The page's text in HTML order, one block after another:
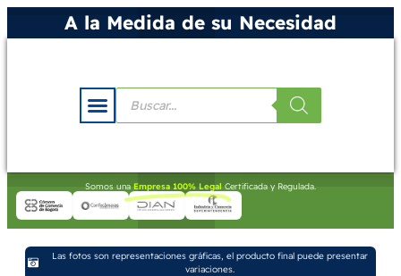
A la Medida de su Necesidad
Somos una Empresa 100% Legal Certificada y Regulada.
Las fotos son representaciones gráficas, el producto final puede presentar
variaciones.